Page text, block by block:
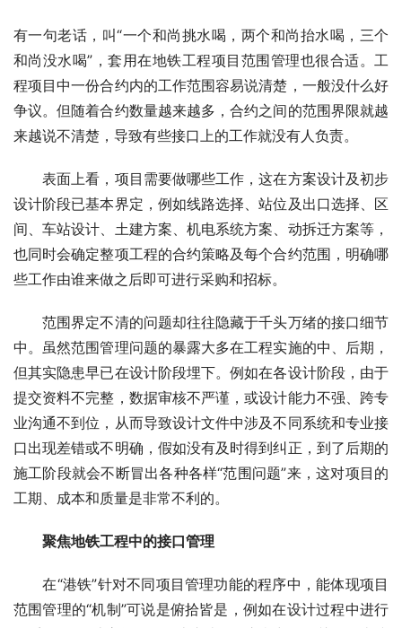
有一句老话，叫“一个和尚挑水喝，两个和尚抬水喝，三个
和尚没水喝”，套用在地铁工程项目范围管理也很合适。工
程项目中一份合约内的工作范围容易说清楚，一般没什么好
争议。但随着合约数量越来越多，合约之间的范围界限就越
来越说不清楚，导致有些接口上的工作就没有人负责。
表面上看，项目需要做哪些工作，这在方案设计及初步
设计阶段已基本界定，例如线路选择、站位及出口选择、区
间、车站设计、土建方案、机电系统方案、动拆迁方案等，
也同时会确定整项工程的合约策略及每个合约范围，明确哪
些工作由谁来做之后即可进行采购和招标。
范围界定不清的问题却往往隐藏于千头万绪的接口细节
中。虽然范围管理问题的暴露大多在工程实施的中、后期，
但其实隐患早已在设计阶段埋下。例如在各设计阶段，由于
提交资料不完整，数据审核不严谨，或设计能力不强、跨专
业沟通不到位，从而导致设计文件中涉及不同系统和专业接
口出现差错或不明确，假如没有及时得到纠正，到了后期的
施工阶段就会不断冒出各种各样“范围问题”来，这对项目的
工期、成本和质量是非常不利的。
聚焦地铁工程中的接口管理
在“港铁”针对不同项目管理功能的程序中，能体现项目
范围管理的“机制”可说是俯拾皆是，例如在设计过程中进行